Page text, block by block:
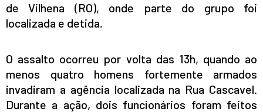
de Vilhena (RO), onde parte do grupo foi
localizada e detida.
O assalto ocorreu por volta das 13h, quando ao
menos quatro homens fortemente armados
invadiram a agência localizada na Rua Cascavel.
Durante a ação, dois funcionários foram feitos